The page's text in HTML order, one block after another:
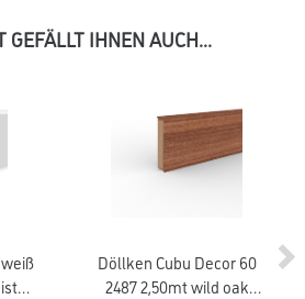
GEFÄLLT IHNEN AUCH...
Döllken Cubu Decor 60
2487 2,50mt wild oak